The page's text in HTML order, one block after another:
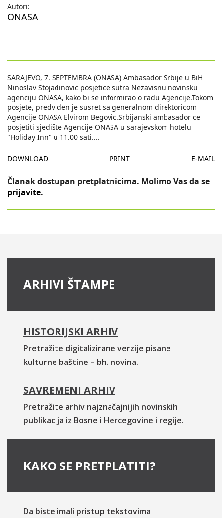
Autori:
ONASA
SARAJEVO, 7. SEPTEMBRA (ONASA) Ambasador Srbije u BiH
Ninoslav Stojadinovic posjetice sutra Nezavisnu novinsku
agenciju ONASA, kako bi se informirao o radu Agencije.Tokom
posjete, predviden je susret sa generalnom direktoricom
Agencije ONASA Elvirom Begovic.Srbijanski ambasador ce
posjetiti sjedište Agencije ONASA u sarajevskom hotelu
"Holiday Inn" u 11.00 sati....
DOWNLOAD PRINT E-MAIL
Članak dostupan pretplatnicima. Molimo Vas da se
prijavite.
ARHIVI ŠTAMPE
HISTORIJSKI ARHIV
Pretražite digitalizirane verzije pisane
kulturne baštine – bh. novina.
SAVREMENI ARHIV
Pretražite arhiv najznačajnijih novinskih
publikacija iz Bosne i Hercegovine i regije.
KAKO SE PRETPLATITI?
Da biste imali pristup tekstovima